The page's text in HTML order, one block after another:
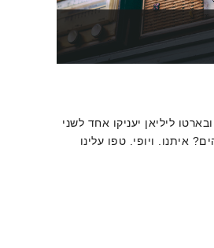
ליליאן יעניקו אחד לשני
איתנו. ויופי. טפו עלינו